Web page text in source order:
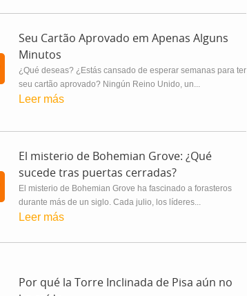
Seu Cartão Aprovado em Apenas Alguns
Minutos
¿Qué deseas? ¿Estás cansado de esperar semanas para ter
seu cartão aprovado? Ningún Reino Unido, un...
Leer más
El misterio de Bohemian Grove: ¿Qué
sucede tras puertas cerradas?
El misterio de Bohemian Grove ha fascinado a forasteros
durante más de un siglo. Cada julio, los líderes...
Leer más
Por qué la Torre Inclinada de Pisa aún no